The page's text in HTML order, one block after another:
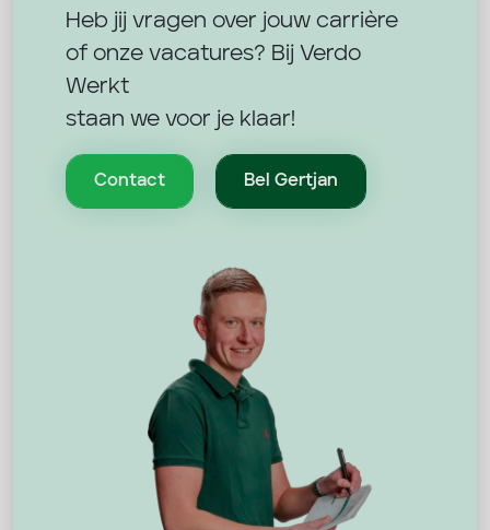
Heb jij vragen over jouw carrière
of onze vacatures? Bij Verdo
Werkt
staan we voor je klaar!
Contact Bel Gertjan